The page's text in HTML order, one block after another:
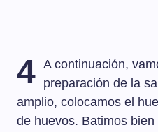
4 A continuación,
preparación de la
amplio, colocamos el
de huevos. Batimos